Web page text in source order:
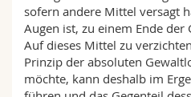
sofern andere Mittel versagt
Augen ist, zu einem Ende
Auf dieses Mittel zu
Prinzip der absoluten
möchte, kann deshalb im